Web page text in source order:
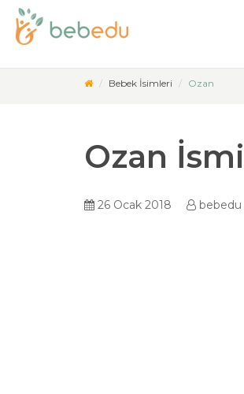
Bebek İsimleri Ozan
Ozan
26 Ocak 2018 bebedu